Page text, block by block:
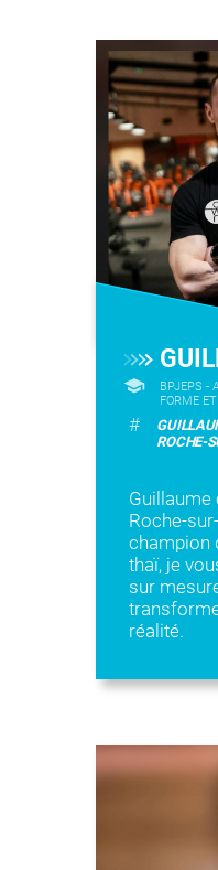
BPJEPS -
FORME
#
ROCHE-
Roche-
champion
thaï, je
sur
réalité.